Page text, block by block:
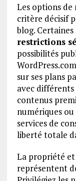
Les options
critère décisif
blog.
restrictions
possibilités
sur ses plans
avec
contenus
numériques
services de
liberté totale
La propriété
représentent